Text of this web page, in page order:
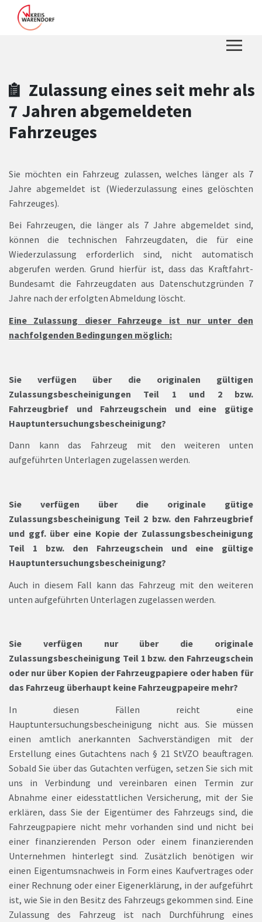
Zum Header
Zum Hauptinhalt
Zum Footer
Zum Hauptinhalt springen
Zulassung eines seit mehr als
7 Jahren abgemeldeten
Fahrzeuges
Sie möchten ein Fahrzeug zulassen, welches länger als 7
Jahre abgemeldet ist (Wiederzulassung eines gelöschten
Fahrzeuges).
Bei Fahrzeugen, die länger als 7 Jahre abgemeldet sind,
können die technischen Fahrzeugdaten, die für eine
Wiederzulassung erforderlich sind, nicht automatisch
abgerufen werden. Grund hierfür ist, dass das Kraftfahrt-
Bundesamt die Fahrzeugdaten aus Datenschutzgründen 7
Jahre nach der erfolgten Abmeldung löscht.
Eine Zulassung dieser Fahrzeuge ist nur unter den
nachfolgenden Bedingungen möglich:
Sie verfügen über die originalen gültigen
Zulassungsbescheinigungen Teil 1 und 2 bzw.
Fahrzeugbrief und Fahrzeugschein und eine gütige
Hauptuntersuchungsbescheinigung?
Dann kann das Fahrzeug mit den weiteren unten
aufgeführten Unterlagen zugelassen werden.
Sie verfügen über die originale gütige
Zulassungsbescheinigung Teil 2 bzw. den Fahrzeugbrief
und ggf. über eine Kopie der Zulassungsbescheinigung
Teil 1 bzw. den Fahrzeugschein und eine gültige
Hauptuntersuchungsbescheinigung?
Auch in diesem Fall kann das Fahrzeug mit den weiteren
unten aufgeführten Unterlagen zugelassen werden.
Sie verfügen nur über die originale
Zulassungsbescheinigung Teil 1 bzw. den Fahrzeugschein
oder nur über Kopien der Fahrzeugpapiere oder haben für
das Fahrzeug überhaupt keine Fahrzeugpapeire mehr?
In diesen Fällen reicht eine
Hauptuntersuchungsbescheinigung nicht aus. Sie müssen
einen amtlich anerkannten Sachverständigen mit der
Erstellung eines Gutachtens nach § 21 StVZO beauftragen.
Sobald Sie über das Gutachten verfügen, setzen Sie sich mit
uns in Verbindung und vereinbaren einen Termin zur
Abnahme einer eidesstattlichen Versicherung, mit der Sie
erklären, dass Sie der Eigentümer des Fahrzeugs sind, die
Fahrzeugpapiere nicht mehr vorhanden sind und nicht bei
einer finanzierenden Person oder einem finanzierenden
Unternehmen hinterlegt sind. Zusätzlich benötigen wir
einen Eigentumsnachweis in Form eines Kaufvertrages oder
einer Rechnung oder einer Eigenerklärung, in der aufgeführt
ist, wie Sie in den Besitz des Fahrzeugs gekommen sind. Eine
Zulassung des Fahrzeug ist nach Durchführung eines